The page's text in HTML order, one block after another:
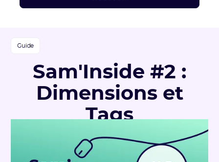
Guide
Sam'Inside #2 :
Dimensions et
Tags